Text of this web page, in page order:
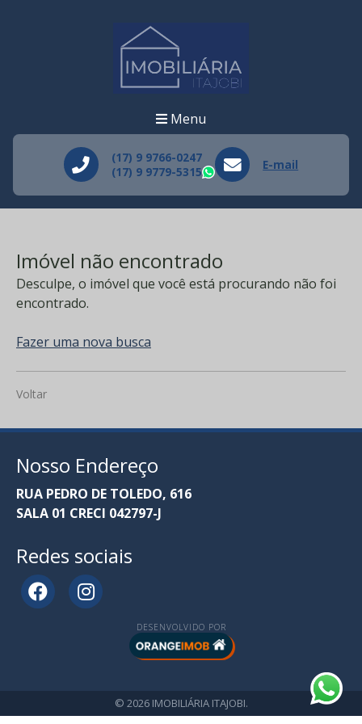
Menu
(17) 9 9766-0247
(17) 9 9779-5315
WhatsApp
E-mail
Imóvel não encontrado
Desculpe, o imóvel que você está procurando não foi
encontrado.
Fazer uma nova busca
Voltar
Nosso Endereço
RUA PEDRO DE TOLEDO, 616
SALA 01 CRECI 042797-J
Redes sociais
DESENVOLVIDO POR
© 2026 IMOBILIÁRIA ITAJOBI.